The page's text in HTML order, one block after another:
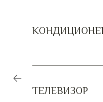
ТЕЛЕВИЗОР